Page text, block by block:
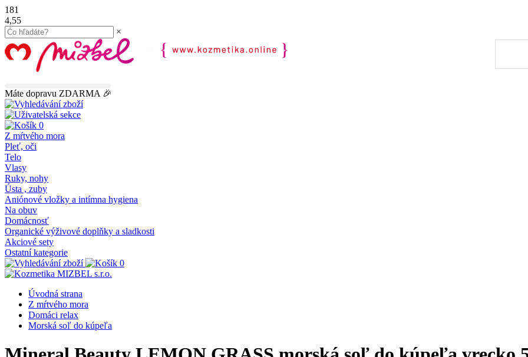
181
4,55
×
Máte dopravu ZDARMA 🎉
0
Z mŕtvého mora
Pleť, oči
Telo
Vlasy
Ruky, nohy
Ústa , zuby
Aniónové vložky a intímna hygiena
Na obuv
Domácnosť
Organické výživové doplňky a sladkosti
Akciové sety
Ostatní kategorie
0
Úvodná strana
Z mŕtvého mora
Domáci relax
Morská soľ do kúpeľa